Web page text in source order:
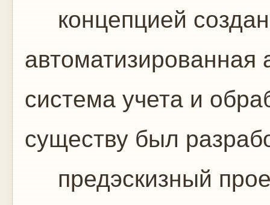
концепцией
автоматизированная
система учета и
существу был
предэскизный